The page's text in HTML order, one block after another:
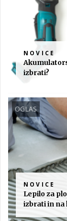
NOVICE
izbrati?
OGLAS
NOVICE
Lepilo za
izbrati in na